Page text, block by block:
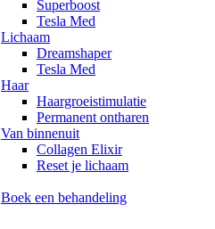
Superboost
Tesla Med
Lichaam
Dreamshaper
Tesla Med
Haar
Haargroeistimulatie
Permanent ontharen
Van binnenuit
Collagen Elixir
Reset je lichaam
Boek een behandeling